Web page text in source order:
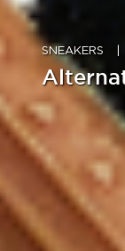
SNEAKERS